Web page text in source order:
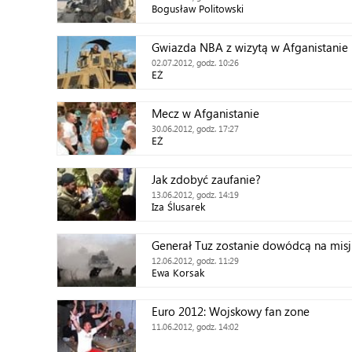
Bogusław Politowski
Gwiazda NBA z wizytą w Afganistanie
02.07.2012, godz. 10:26
EŻ
Mecz w Afganistanie
30.06.2012, godz. 17:27
EŻ
Jak zdobyć zaufanie?
13.06.2012, godz. 14:19
Iza Ślusarek
Generał Tuz zostanie dowódcą na
12.06.2012, godz. 11:29
Ewa Korsak
Euro 2012: Wojskowy fan zone
11.06.2012, godz. 14:02